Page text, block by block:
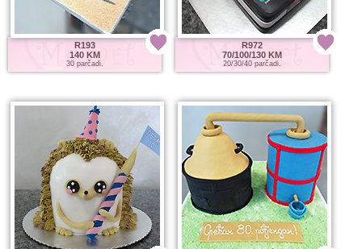
R193
140 KM
30 parčadi.
R972
70/100/130 KM
20/30/40 parčadi.